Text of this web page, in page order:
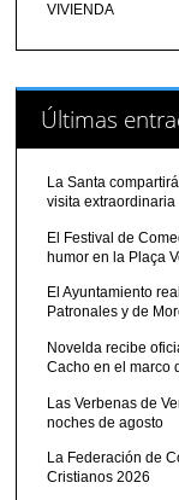
VIVIENDA
Últimas
La Santa
visita extraordinaria
El Festival de
humor en la Plaça
El Ayuntamiento
Patronales y de
Novelda recibe
Cacho en el marco
Las Verbenas de
noches de agosto
La Federación de
Cristianos 2026